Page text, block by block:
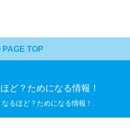
PAGE TOP
ど？ためになる情報！
るほど？ためになる情報！.